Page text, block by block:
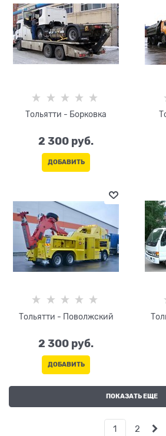
Тольятти - Борковка
2 300 руб.
ДОБАВИТЬ
Тольятти - Поволжский
2 300 руб.
ДОБАВИТЬ
ПОКАЗАТЬ ЕЩЕ
1 2